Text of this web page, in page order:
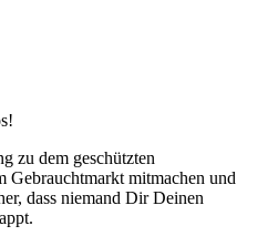
zu dem geschützten
Gebrauchtmarkt mitmachen und
dass niemand Dir Deinen